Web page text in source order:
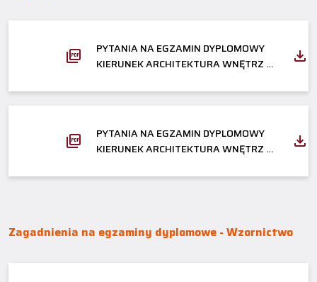
PYTANIA NA EGZAMIN DYPLOMOWY
KIERUNEK ARCHITEKTURA WNĘTRZ –
PYTANIA NA EGZAMIN DYPLOMOWY
KIERUNEK ARCHITEKTURA WNĘTRZ –
Zagadnienia na egzaminy dyplomowe - Wzornictwo